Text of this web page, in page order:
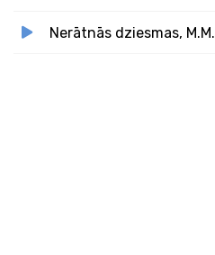
Nerātnās dziesmas, M.M.